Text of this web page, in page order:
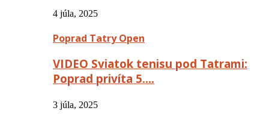
4 júla, 2025
Poprad Tatry Open
VIDEO Sviatok tenisu pod Tatrami:
Poprad privíta 5….
3 júla, 2025